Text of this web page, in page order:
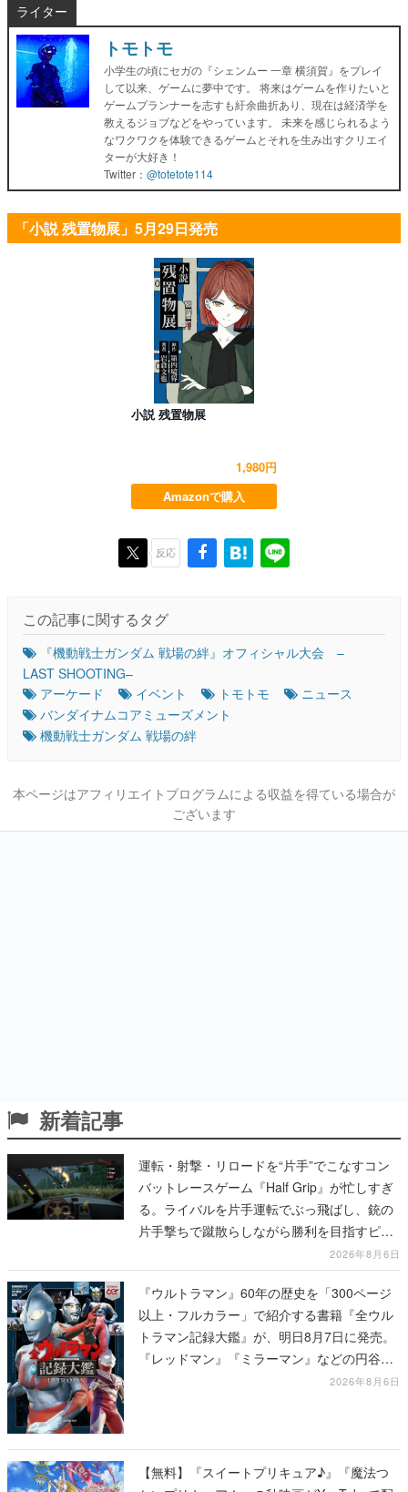
ライター
トモトモ
小学生の頃にセガの『シェンムー 一章 横須賀』をプレイ
して以来、ゲームに夢中です。 将来はゲームを作りたいと
ゲームプランナーを志すも紆余曲折あり、現在は経済学を
教えるジョブなどをやっています。 未来を感じられるよう
なワクワクを体験できるゲームとそれを生み出すクリエイ
ターが大好き！
Twitter： @totetote114
「小説 残置物展」5月29日発売
小説 残置物展
1,980円
Amazonで購入
反応
この記事に関するタグ
『機動戦士ガンダム 戦場の絆』オフィシャル大会 –
LAST SHOOTING–
アーケード
イベント トモトモ
ニュース
バンダイナムコアミューズメント
機動戦士ガンダム 戦場の絆
本ページはアフィリエイトプログラムによる収益を得ている場合が
ございます
新着記事
運転・射撃・リロードを“片手”でこなすコン
バットレースゲーム『Half Grip』が忙しすぎ
る。ライバルを片手運転でぶっ飛ばし、銃の
片手撃ちで蹴散らしながら勝利を目指すピク
2026年8月6日
『ウルトラマン』60年の歴史を「300ページ
以上・フルカラー」で紹介する書籍『全ウル
トラマン記録大鑑』が、明日8月7日に発売。
『レッドマン』『ミラーマン』などの円谷特
2026年8月6日
【無料】『スイートプリキュア♪』『魔法つ